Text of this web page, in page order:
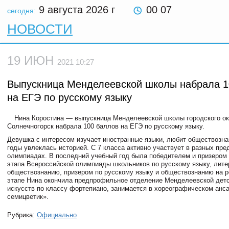
сегодня: 9 августа 2026 г 00 07
НОВОСТИ
19 ИЮН 2021 10:27
Выпускница Менделеевской школы набрала
на ЕГЭ по русскому языку
Нина Коростина — выпускница Менделеевской школы городского
Солнечногорск набрала 100 баллов на ЕГЭ по русскому языку.
Девушка с интересом изучает иностранные языки, любит
годы увлеклась историей. С 7 класса активно участвует в разных
олимпиадах. В последний учебный год была победителем и призером
этапа Всероссийской олимпиады школьников по русскому языку,
обществознанию, призером по русскому языку и обществознанию на
этапе Нина окончила предпрофильное отделение Менделеевской
искусств по классу фортепиано, занимается в хореографическом
семицветик».
Рубрика: Официально